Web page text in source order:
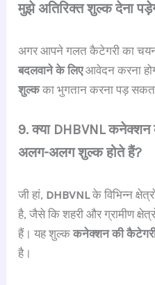
मुझे अतिरिक्त शुल्क देना
अगर आपने गलत कैटेगरी का
बदलवाने के लिएआवेदन करना
शुल्कका भुगतान करना पड़
9. क्या DHBVNL
अलग-अलग शुल्क होते हैं?
जी हां, DHBVNLके विभिन्न
है, जैसे कि शहरी और ग्रामीण
हैं। यह शुल्ककनेक्शन की
है।